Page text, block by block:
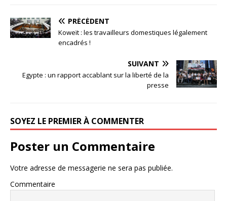
PRÉCÉDENT
Koweït : les travailleurs domestiques légalement
encadrés !
SUIVANT
Egypte : un rapport accablant sur la liberté de la
presse
SOYEZ LE PREMIER À COMMENTER
Poster un Commentaire
Votre adresse de messagerie ne sera pas publiée.
Commentaire